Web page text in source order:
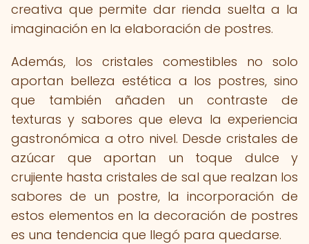
creativa que permite dar rienda suelta a la
imaginación en la elaboración de postres.
Además, los cristales comestibles no solo
aportan belleza estética a los postres, sino
que también añaden un contraste de
texturas y sabores que eleva la experiencia
gastronómica a otro nivel. Desde cristales de
azúcar que aportan un toque dulce y
crujiente hasta cristales de sal que realzan los
sabores de un postre, la incorporación de
estos elementos en la decoración de postres
es una tendencia que llegó para quedarse.